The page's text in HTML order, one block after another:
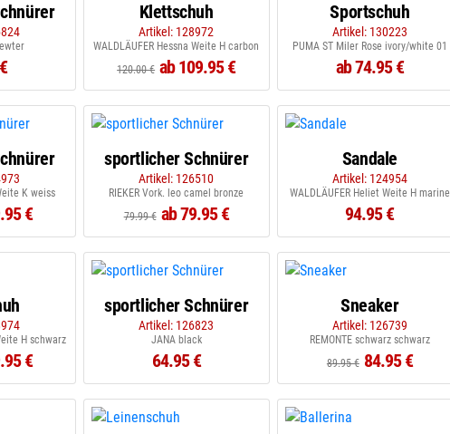
Klettschuh
Artikel: 128972
WALDLÄUFER Hessna Weite H carbon
120.00 € ab 109.95 €
Sportschuh
Artikel: 130223
PUMA ST Miler Rose ivory/white 01
ab 74.95 €
K weiss
€
sportlicher Schnürer
Artikel: 126510
RIEKER Vork. leo camel bronze
79.99 € ab 79.95 €
Sandale
Artikel: 124954
WALDLÄUFER Heliet Weite H marine
94.95 €
H schwarz
€
sportlicher Schnürer
Artikel: 126823
JANA black
64.95 €
Sneaker
Artikel: 126739
REMONTE schwarz schwarz
89.95 € 84.95 €